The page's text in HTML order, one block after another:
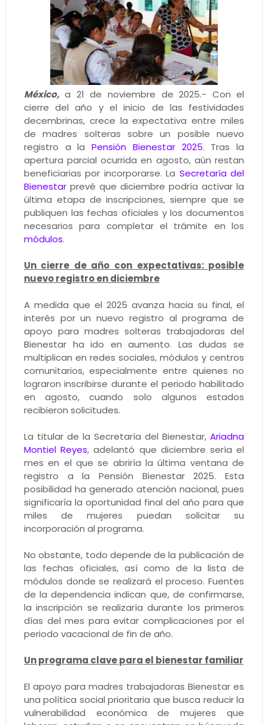
México,a 21 de noviembre de 2025.- Con el
cierre del año y el inicio de las festividades
decembrinas, crece la expectativa entre miles
de madres solteras sobre un posible nuevo
registro a laPensión Bienestar 2025. Tras la
apertura parcial ocurrida en agosto, aún restan
beneficiarias por incorporarse. La Secretaría del
Bienestarprevé que diciembre podría activar la
última etapa de inscripciones, siempre que se
publiquen las fechas oficiales y los documentos
necesarios para completar el trámite en los
módulos.
Un cierre de año con expectativas: posible
nuevo registro en diciembre
A medida que el 2025 avanza hacia su final, el
interés por un nuevo registro al programa de
apoyo para madres solteras trabajadoras del
Bienestar ha ido en aumento. Las dudas se
multiplican en redes sociales, módulos y centros
comunitarios, especialmente entre quienes no
lograron inscribirse durante el periodo habilitado
en agosto, cuando solo algunos estados
recibieron solicitudes.
La titular de la Secretaría del Bienestar,Ariadna
Montiel Reyes, adelantó que diciembre sería el
mes en el que se abriría la última ventana de
registro a la Pensión Bienestar 2025. Esta
posibilidad ha generado atención nacional, pues
significaría la oportunidad final del año para que
miles de mujeres puedan solicitar su
incorporación al programa.
No obstante, todo depende de la publicación de
las fechas oficiales, así como de la lista de
módulos donde se realizará el proceso. Fuentes
de la dependencia indican que, de confirmarse,
la inscripción se realizaría durante los primeros
días del mes para evitar complicaciones por el
periodo vacacional de fin de año.
Un programa clave para el bienestar familiar
El apoyo para madres trabajadoras Bienestar es
una política social prioritaria que busca reducir la
vulnerabilidad económica de mujeres que